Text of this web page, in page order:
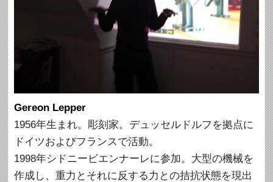
Gereon Lepper
1956年生まれ。彫刻家。デュッセルドルフを拠点に
ドイツおよびフランスで活動。
1998年シドニービエンナーレに参加。大型の機械を
作成し、重力とそれに反する力との拮抗状態を現出